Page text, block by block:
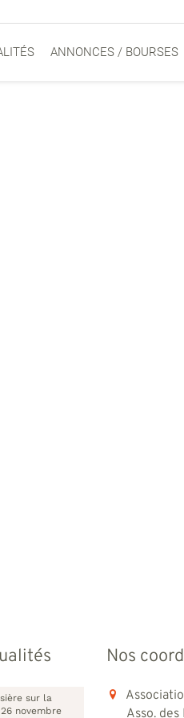
ANNONCES / BOURSES
sur la
novembre
Nos
Asso.